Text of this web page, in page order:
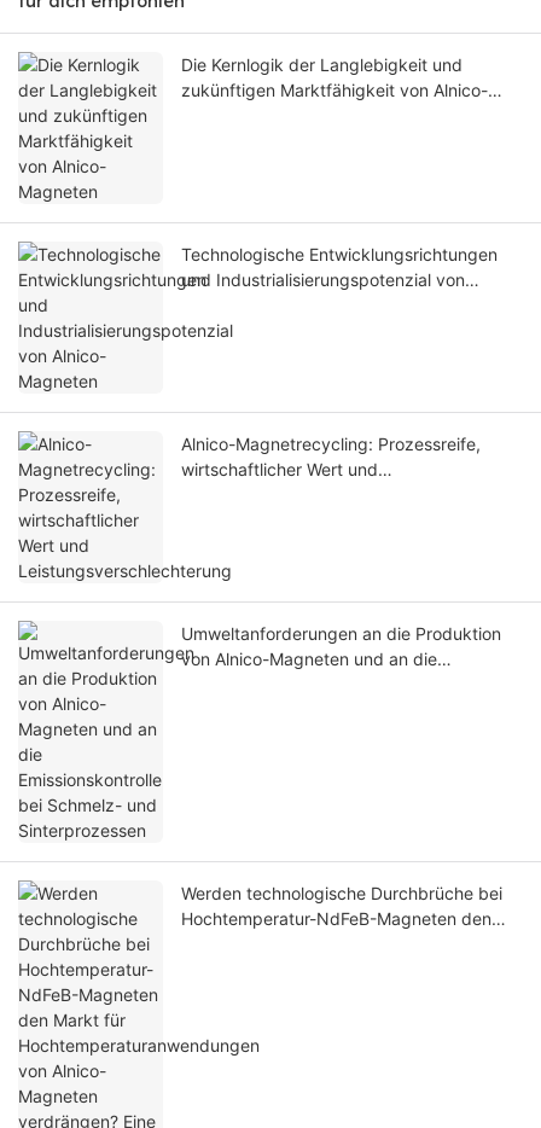
Die Kernlogik der Langlebigkeit und
zukünftigen Marktfähigkeit von Alnico-
Technologische Entwicklungsrichtungen
und Industrialisierungspotenzial von
Alnico-Magnetrecycling: Prozessreife,
wirtschaftlicher Wert und
Umweltanforderungen an die Produktion
von Alnico-Magneten und an die
Werden technologische Durchbrüche bei
Hochtemperatur-NdFeB-Magneten den